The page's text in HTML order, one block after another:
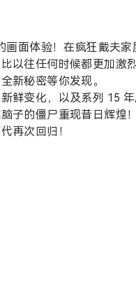
画面体验！在疯狂戴夫家
以往任何时候都更加激
新秘密等你发现。
鲜变化，以及系列 15
子的僵尸重现昔日辉煌
再次回归！